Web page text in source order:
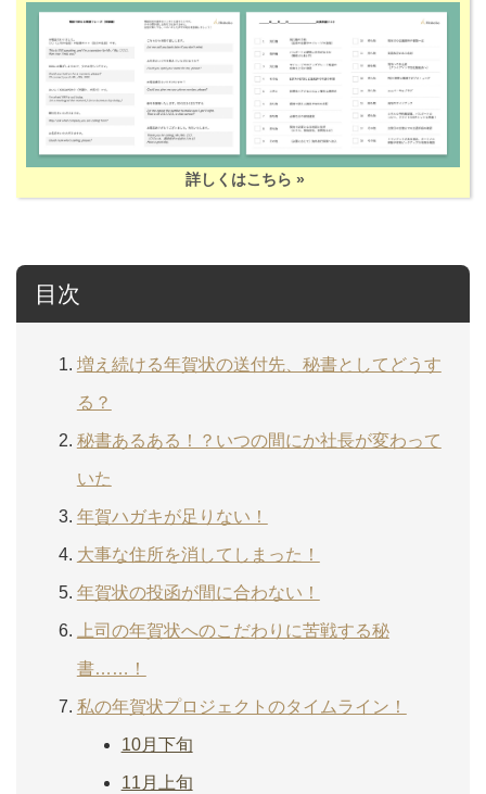
詳しくはこちら »
目次
増え続ける年賀状の送付先、秘書としてどうす
る？
秘書あるある！？いつの間にか社長が変わって
いた
年賀ハガキが足りない！
大事な住所を消してしまった！
年賀状の投函が間に合わない！
上司の年賀状へのこだわりに苦戦する秘
書……！
私の年賀状プロジェクトのタイムライン！
10月下旬
11月上旬